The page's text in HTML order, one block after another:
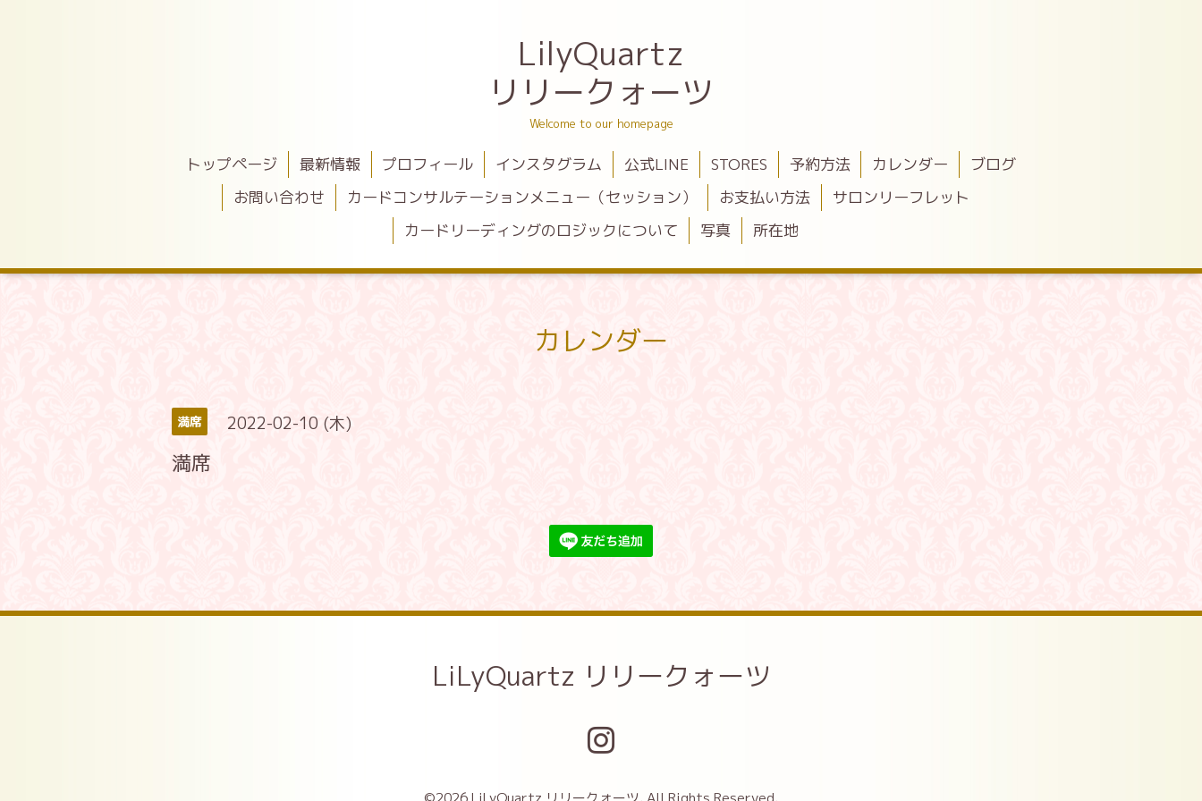
LilyQuartz
リリークォーツ
Welcome to our homepage
トップページ 最新情報 プロフィール インスタグラム 公式LINE STORES 予約方法 カレンダー
ブログ
お問い合わせ
カードコンサルテーションメニュー（セッション） お支払い方法
サロンリーフレット
カードリーディングのロジックについて
写真 所在地
カレンダー
満席 2022-02-10 (木)
満席
LiLyQuartz リリークォーツ